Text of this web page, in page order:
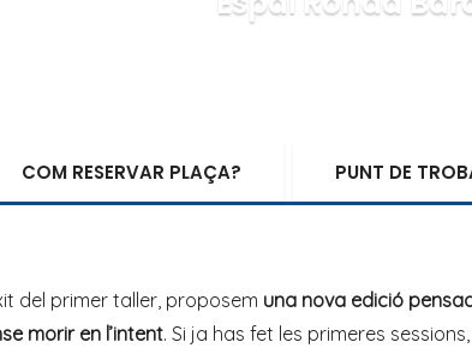
COM RESERVAR PLAÇA? PUNT DE
del primer taller, proposem una nova edició
morir en l’intent. Si ja has fet les primeres